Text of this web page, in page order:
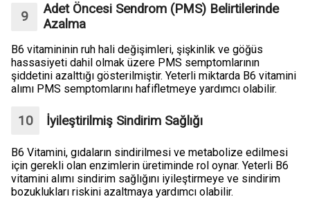
Adet Öncesi Sendrom (PMS) Belirtilerinde
Azalma
B6 vitamininin ruh hali değişimleri, şişkinlik ve göğüs
hassasiyeti dahil olmak üzere PMS semptomlarının
şiddetini azalttığı gösterilmiştir. Yeterli miktarda B6 vitamini
alımı PMS semptomlarını hafifletmeye yardımcı olabilir.
İyileştirilmiş Sindirim Sağlığı
B6 Vitamini, gıdaların sindirilmesi ve metabolize edilmesi
için gerekli olan enzimlerin üretiminde rol oynar. Yeterli B6
vitamini alımı sindirim sağlığını iyileştirmeye ve sindirim
bozuklukları riskini azaltmaya yardımcı olabilir.